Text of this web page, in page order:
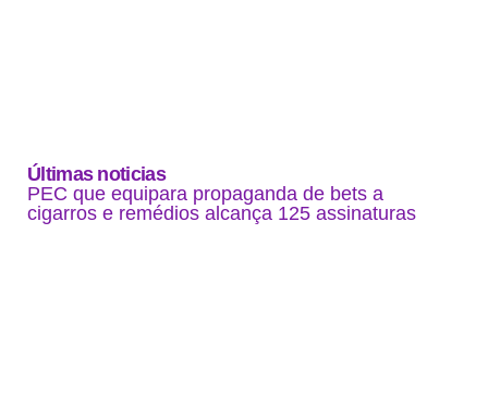
Últimas noticias
PEC que equipara propaganda de bets a
cigarros e remédios alcança 125 assinaturas